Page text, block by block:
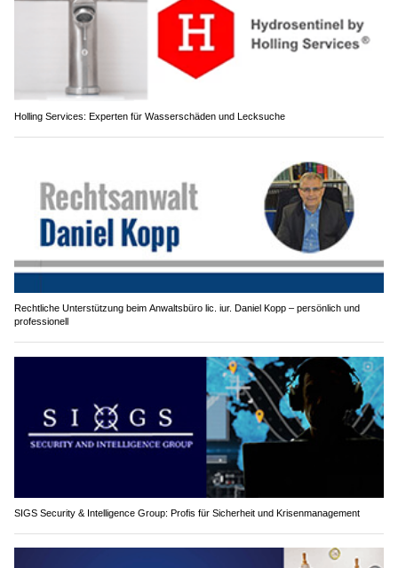
Holling Services: Experten für Wasserschäden und Lecksuche
Rechtliche Unterstützung beim Anwaltsbüro lic. iur. Daniel Kopp – persönlich und
professionell
SIGS Security & Intelligence Group: Profis für Sicherheit und Krisenmanagement